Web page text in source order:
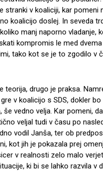
stranki v koaliciji, kar pomeni
koalicijo doslej. In seveda
manj naporno vladanje,
kompromis le med
tako kot se je to zgodilo v
teorija, drugo je praksa.
v koalicijo s SDS, dokler
, še vedno velja. Kar pomeni,
veljal tudi v času po
vodil Janša, ter ob
kot jih je pokazala prej
v realnosti zelo malo
ki bi se lahko razvila v